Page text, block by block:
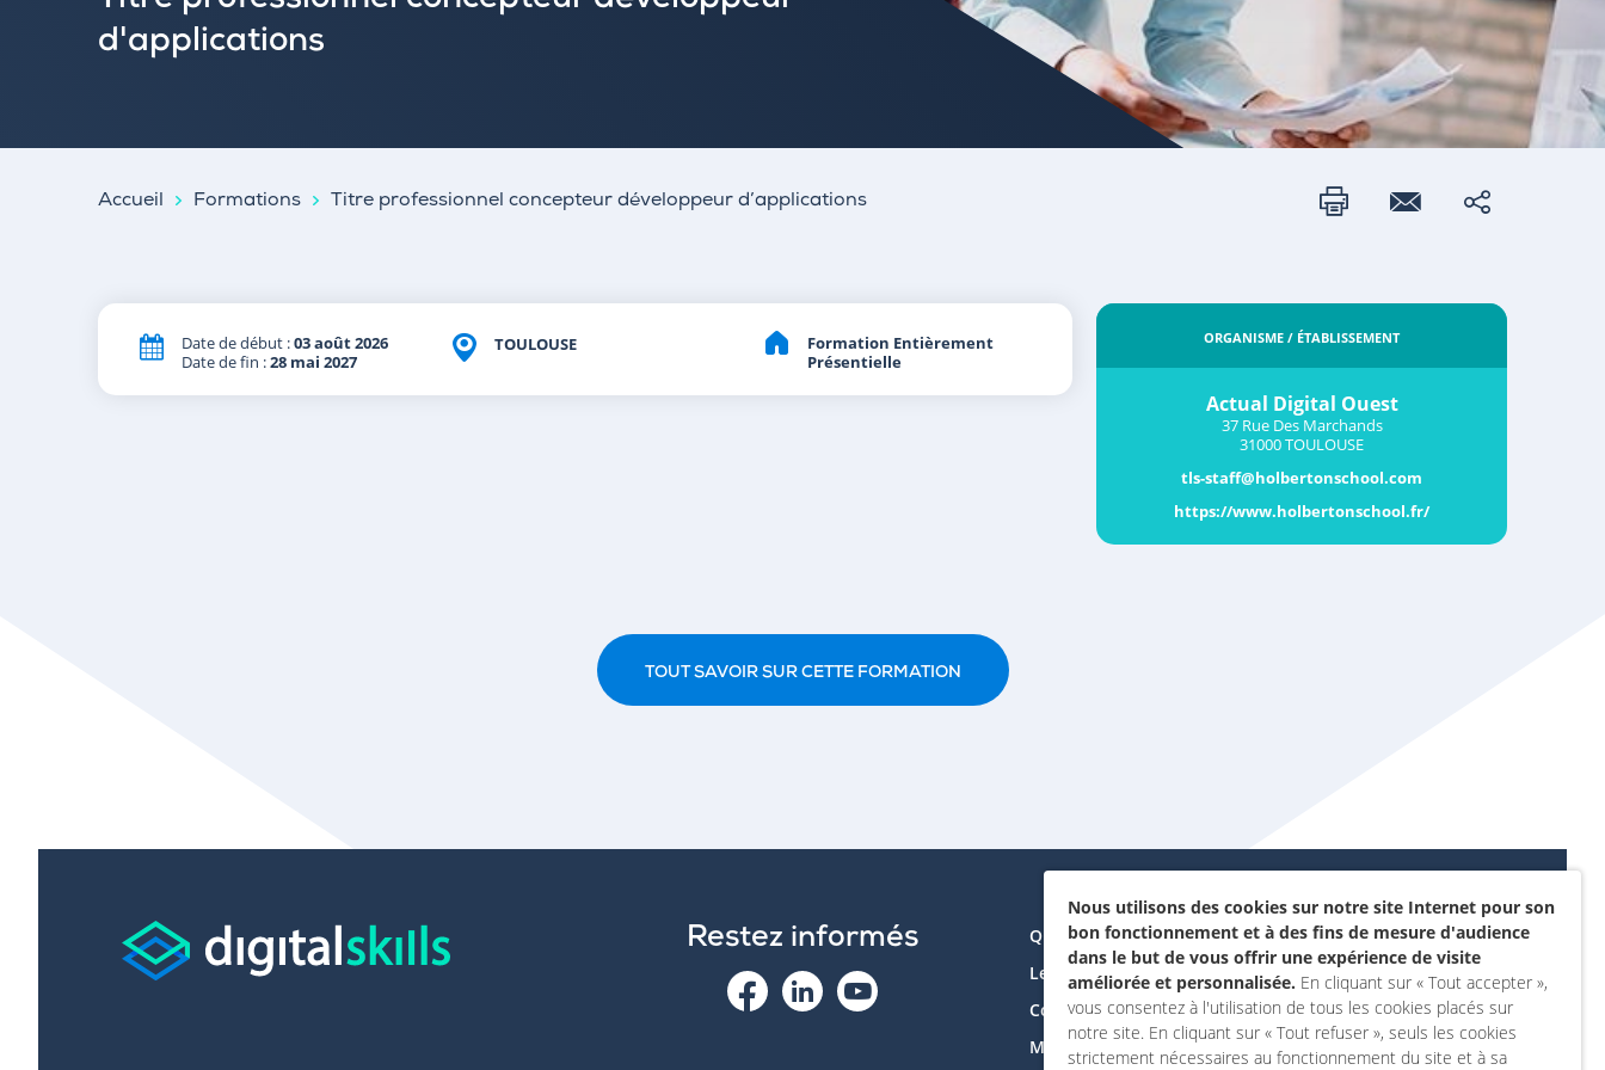
d'applications
Accueil Formations Titre professionnel concepteur développeur d’applications
Date de début :03 août 2026
Date de fin :28 mai 2027
TOULOUSE
Formation Entièrement
Présentielle
ORGANISME / ÉTABLISSEMENT
Actual Digital Ouest
37 Rue Des Marchands
31000 TOULOUSE
tls-staff@holbertonschool.com
https://www.holbertonschool.fr/
TOUT SAVOIR SUR CETTE FORMATION
Restez informés
Qui sommes-nous ?
Le projet
Contactez-nous
Mon compte
Données personnelles et
cookies
Accessibilité : non
conforme
Mentions légales
Nous utilisons des cookies sur notre site Internet pour son
bon fonctionnement et à des fins de mesure d'audience
dans le but de vous offrir une expérience de visite
améliorée et personnalisée. En cliquant sur « Tout accepter »,
vous consentez à l'utilisation de tous les cookies placés sur
notre site. En cliquant sur « Tout refuser », seuls les cookies
strictement nécessaires au fonctionnement du site et à sa